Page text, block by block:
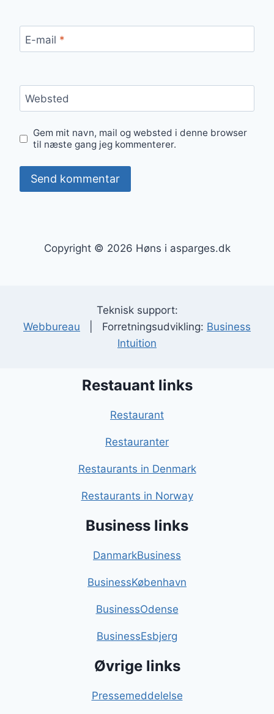
E-mail *
Websted
Gem mit navn, mail og websted i denne browser
til næste gang jeg kommenterer.
Copyright © 2026 Høns i asparges.dk
Teknisk support:
Webbureau | Forretningsudvikling: Business
Intuition
Restauant links
Restaurant
Restauranter
Restaurants in Denmark
Restaurants in Norway
Business links
DanmarkBusiness
BusinessKøbenhavn
BusinessOdense
BusinessEsbjerg
Øvrige links
Pressemeddelelse